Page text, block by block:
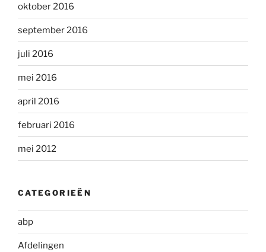
oktober 2016
september 2016
juli 2016
mei 2016
april 2016
februari 2016
mei 2012
CATEGORIEËN
abp
Afdelingen